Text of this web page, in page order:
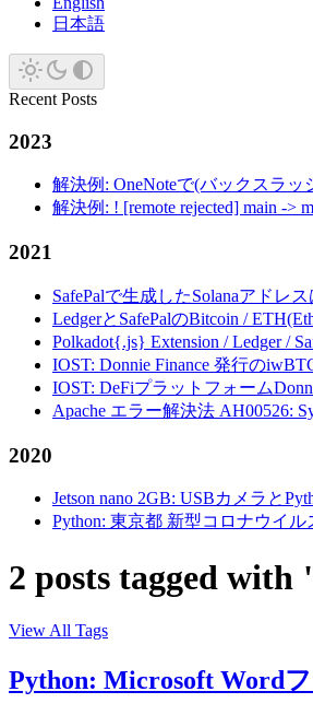
日本語
Recent Posts
2023
解決例: OneNoteで(バックスラ
解決例: ! [remote rejected] main ->
2021
SafePalで生成したSolanaアドレ
LedgerとSafePalのBitcoin /
Polkadot{.js} Extension / Ledger /
IOST: Donnie Finance 発行の
IOST: DeFiプラットフォーム
Apache エラー解決法 AH00526:
2020
Jetson nano 2GB: USBカメラと
Python: 東京都 新型コロナウイ
2 posts tagged
View All Tags
Python: Microsoft Word